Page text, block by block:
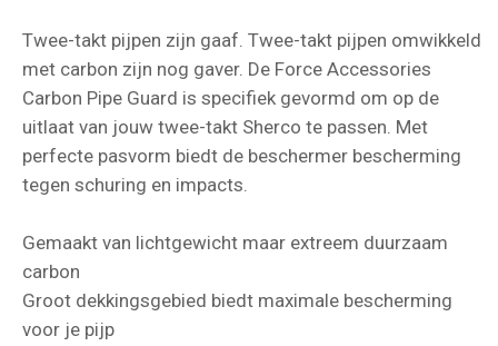
Twee-takt pijpen zijn gaaf. Twee-takt pijpen omwikkeld
met carbon zijn nog gaver. De Force Accessories
Carbon Pipe Guard is specifiek gevormd om op de
uitlaat van jouw twee-takt Sherco te passen. Met
perfecte pasvorm biedt de beschermer bescherming
tegen schuring en impacts.
Gemaakt van lichtgewicht maar extreem duurzaam
carbon
Groot dekkingsgebied biedt maximale bescherming
voor je pijp